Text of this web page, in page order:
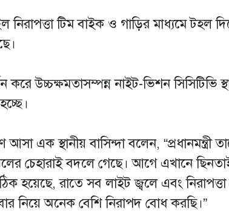
নিরাপত্তা টিম বাইক ও গাড়ির মাধ্যমে টহল
উচ্চক্ষমতাসম্পন্ন নাইট-ভিশন সিসিটিভি
আসা এক স্থানীয় বাসিন্দা বলেন,
চেহারাই বদলে গেছে। আগে এখানে
ঠিক হয়েছে, রাতে সব লাইট জ্বলে এবং
নিয়ে অনেক বেশি নিরাপদ বোধ করছি।”